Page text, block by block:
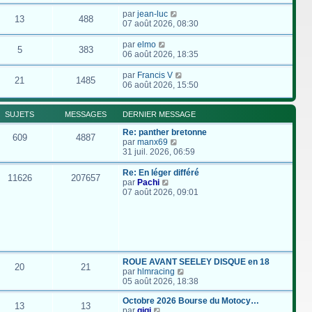
13 488 par jean-luc
07 août 2026, 08:30
5 383 par elmo
06 août 2026, 18:35
21 1485 par Francis V
06 août 2026, 15:50
SUJETS MESSAGES DERNIER MESSAGE
609 4887
Re: panther bretonne
par manx69
o
n
s
l
e
r
n
e
31 juil. 2026, 06:59
11626 207657
Re: En léger différé
par Pachi
o
e
r
l
e
d
e
07 août 2026, 09:01
20 21
ROUE AVANT SEELEY DISQUE en 18
par hlmracing
o
n
s
05 août 2026, 18:38
13 13
Octobre 2026 Bourse du Motocy…